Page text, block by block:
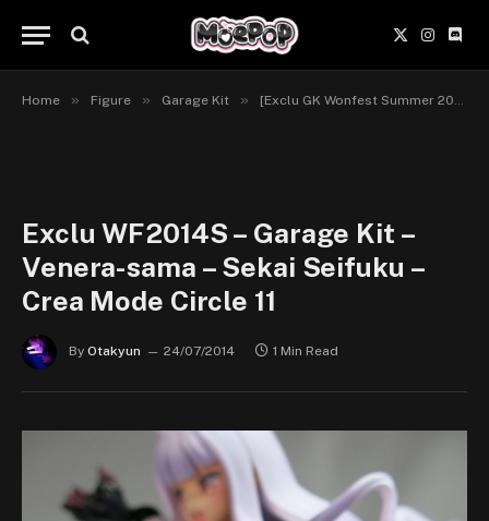
X
(Twitter)
Home » Figure » Garage Kit » [Exclu GK Wonfest Summer 2014] Venera-sama – Sekai Seifuku ~ Bouryaku no Zvezda
Exclu WF2014S – Garage Kit –
Venera-sama – Sekai Seifuku –
Crea Mode Circle 11
By Otakyun 24/07/2014 1 Min Read